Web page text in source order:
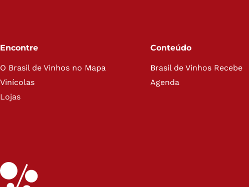
Encontre
O Brasil de Vinhos no Mapa
Vinícolas
Lojas
Conteúdo
Brasil de Vinhos Recebe
Agenda